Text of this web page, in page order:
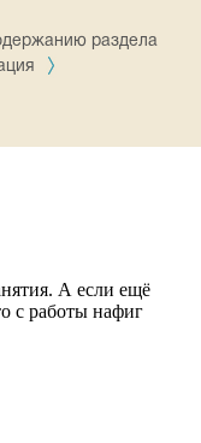
раздела